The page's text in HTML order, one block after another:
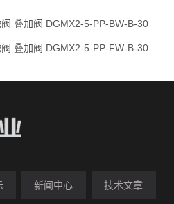
叠加阀 DGMX2-5-PP-BW-B-30
叠加阀 DGMX2-5-PP-FW-B-30
新闻中心 技术文章